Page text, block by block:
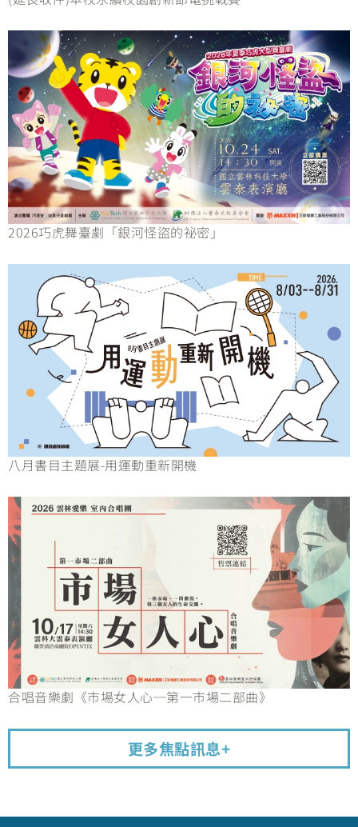
2026巧虎舞臺劇「銀河怪盜的祕密」
八月書目主題展-用運動重新開機
合唱音樂劇《市場女人心─第一市場二部曲》
更多焦點訊息+